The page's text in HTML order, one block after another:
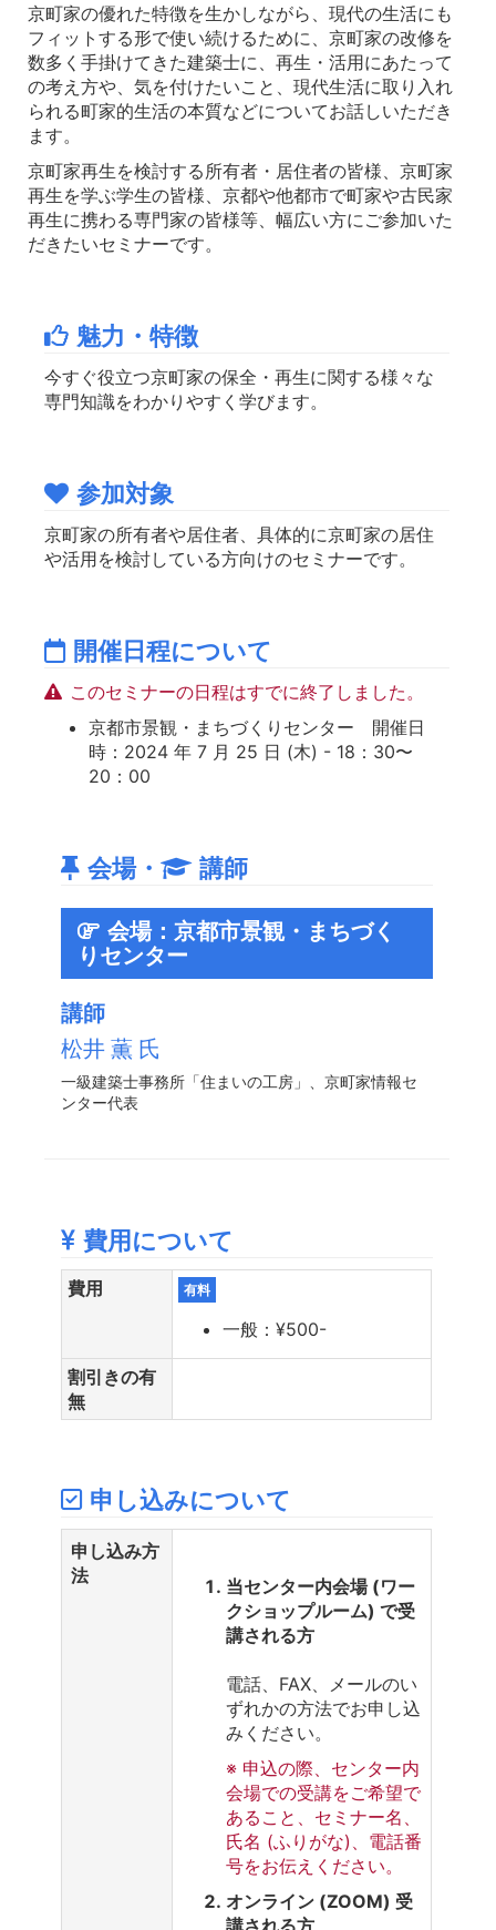
京町家の優れた特徴を生かしながら、現代の生活にも
フィットする形で使い続けるために、京町家の改修を
数多く手掛けてきた建築士に、再生・活用にあたって
の考え方や、気を付けたいこと、現代生活に取り入れ
られる町家的生活の本質などについてお話しいただき
ます。
京町家再生を検討する所有者・居住者の皆様、京町家
再生を学ぶ学生の皆様、京都や他都市で町家や古民家
再生に携わる専門家の皆様等、幅広い方にご参加いた
だきたいセミナーです。
魅力・特徴
今すぐ役立つ京町家の保全・再生に関する様々な
専門知識をわかりやすく学びます。
参加対象
京町家の所有者や居住者、具体的に京町家の居住
や活用を検討している方向けのセミナーです。
開催日程について
このセミナーの日程はすでに終了しました。
京都市景観・まちづくりセンター 開催日
時：2024 年 7 月 25 日 (木) - 18：30〜
20：00
会場・ 講師
会場：京都市景観・まちづく
りセンター
講師
松井 薫 氏
一級建築士事務所「住まいの工房」、京町家情報セ
ンター代表
費用について
費用 有料
一般：¥500-
割引きの有
無
申し込みについて
申し込み方
法
当センター内会場 (ワー
クショップルーム) で受
講される方
電話、FAX、メールのい
ずれかの方法でお申し込
みください。
※ 申込の際、センター内
会場での受講をご希望で
あること、セミナー名、
氏名 (ふりがな)、電話番
号をお伝えください。
オンライン (ZOOM) 受
講される方